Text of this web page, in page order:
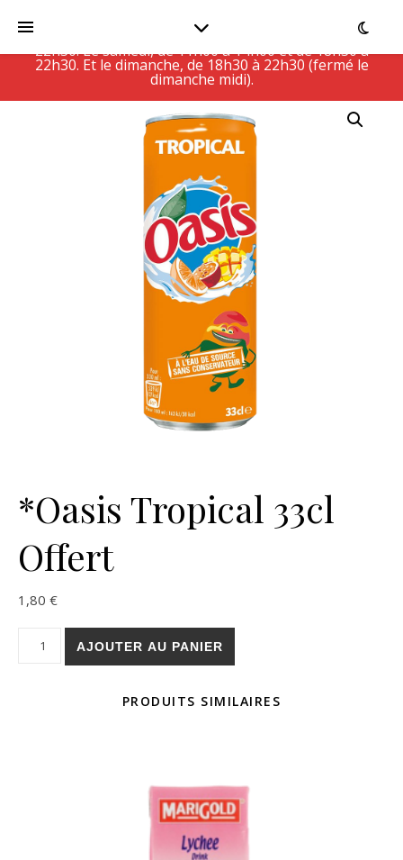
*Oasis Tropical 33cl
Offert
1,80 €
quantité de *Oasis Tropical 33cl Offert
AJOUTER AU PANIER
PRODUITS SIMILAIRES
Le Restaurant est actuellement fermé, ouvert Du
lundi au vendredi, de 11h00 à 14h30 et de 18h30 à
22h30. Le samedi, de 11h00 à 14h00 et de 18h30 à
22h30. Et le dimanche, de 18h30 à 22h30 (fermé le
dimanche midi).